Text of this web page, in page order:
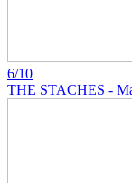
6/10
THE STACHES -